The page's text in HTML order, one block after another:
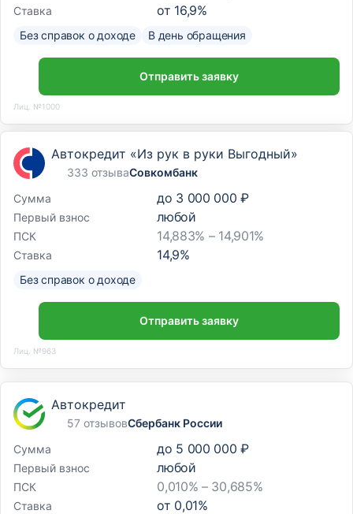
Ставка от 16,9%
Без справок о доходе В день обращения
Отправить заявку
Лиц. №1000
Автокредит «Из рук в руки Выгодный»
333 отзываСовкомбанк
Сумма
до 3 000 000 ₽
Первый взнос любой
ПСК 14,883% – 14,901%
Ставка 14,9%
Без справок о доходе
Отправить заявку
Лиц. №963
Автокредит
57 отзывовСбербанк России
Сумма
до 5 000 000 ₽
Первый взнос любой
ПСК 0,010% – 30,685%
Ставка от 0,01%